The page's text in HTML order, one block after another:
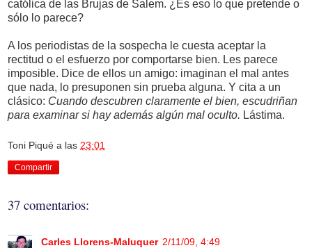
católica de las Brujas de Salem. ¿Es eso lo que pretende o
sólo lo parece?
A los periodistas de la sospecha le cuesta aceptar la
rectitud o el esfuerzo por comportarse bien. Les parece
imposible. Dice de ellos un amigo: imaginan el mal antes
que nada, lo presuponen sin prueba alguna. Y cita a un
clásico: Cuando descubren claramente el bien, escudriñan
para examinar si hay además algún mal oculto. Lástima.
Toni Piqué a las 23:01
Compartir
37 comentarios:
Carles Llorens-Maluquer 2/11/09, 4:49